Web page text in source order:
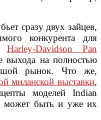
сразу двух зайцев,
конкурента для
Harley-Davidson Pan
выхода на полностью
рынок. Что же,
миланской выставки,
моделей Indian
может быть и уже их